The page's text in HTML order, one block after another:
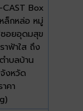
Box
ล็กหล่อ หมู่
ซอยอุดมสุข
าฟ้าใส ถึง
ำบลบ้าน
งหวัด
คา